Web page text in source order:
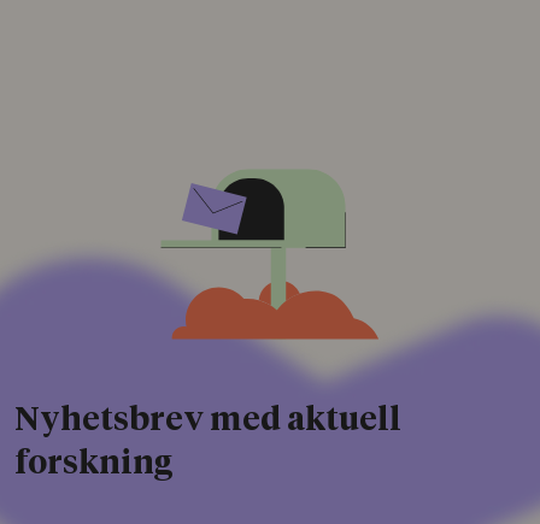
Nyhetsbrev med aktuell
forskning